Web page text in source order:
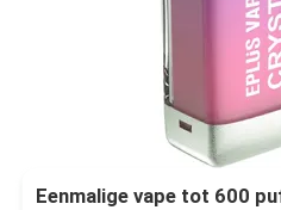
Eenmalige vape tot 600